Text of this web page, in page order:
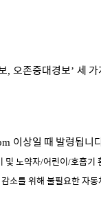
, 오존중대경보’ 세
이상일 때 발령됩니
및 노약자/어린이/호흡기
소를 위해 불필요한 자